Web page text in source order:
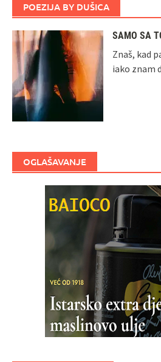
POEZIJA BY DUŠICA
SAMO SA
Znaš, kad
iako znam
OGLAŠAVANJE